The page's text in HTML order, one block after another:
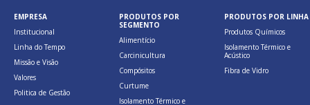
EMPRESA
Institucional
Linha do Tempo
Missão e Visão
Valores
Politica de Gestão
PRODUTOS POR
SEGMENTO
Alimentício
Carcinicultura
Compósitos
Curtume
Isolamento Térmico e
PRODUTOS POR LINHA
Produtos Químicos
Isolamento Térmico e
Acústico
Fibra de Vidro